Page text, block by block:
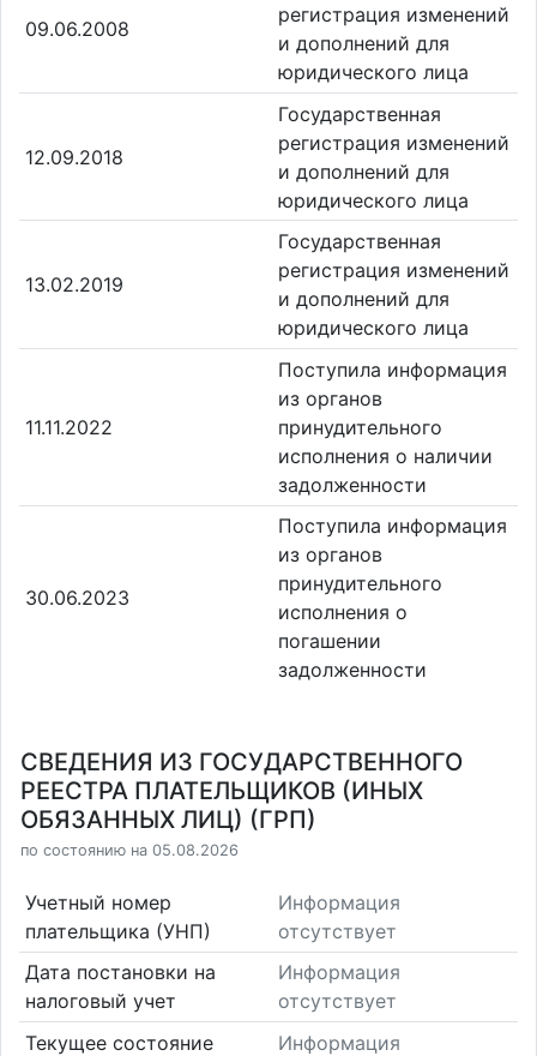
09.06.2008
регистрация изменений
и дополнений для
юридического лица
12.09.2018
Государственная
регистрация изменений
и дополнений для
юридического лица
13.02.2019
Государственная
регистрация изменений
и дополнений для
юридического лица
11.11.2022
Поступила информация
из органов
принудительного
исполнения о наличии
задолженности
30.06.2023
Поступила информация
из органов
принудительного
исполнения о
погашении
задолженности
СВЕДЕНИЯ ИЗ ГОСУДАРСТВЕННОГО
РЕЕСТРА ПЛАТЕЛЬЩИКОВ (ИНЫХ
ОБЯЗАННЫХ ЛИЦ) (ГРП)
по состоянию на 05.08.2026
Учетный номер
плательщика (УНП)
Информация
отсутствует
Дата постановки на
налоговый учет
Информация
отсутствует
Текущее состояние
Информация